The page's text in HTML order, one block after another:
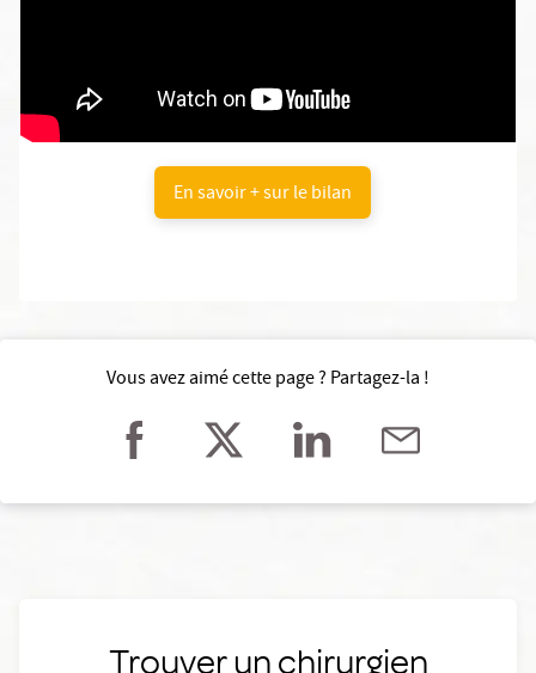
En savoir + sur le bilan
Vous avez aimé cette page ? Partagez-la !
Trouver un chirurgien